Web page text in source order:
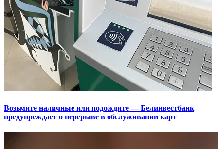
Возьмите наличные или подождите — Белинвестбанк
предупреждает о перерыве в обслуживании карт